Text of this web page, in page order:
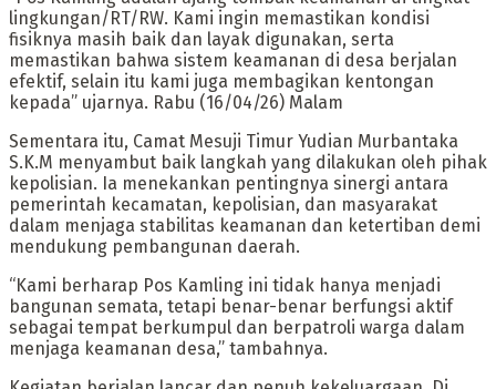
lingkungan/RT/RW. Kami ingin memastikan kondisi
fisiknya masih baik dan layak digunakan, serta
memastikan bahwa sistem keamanan di desa berjalan
efektif, selain itu kami juga membagikan kentongan
kepada” ujarnya. Rabu (16/04/26) Malam
Sementara itu, Camat Mesuji Timur Yudian Murbantaka
S.K.M menyambut baik langkah yang dilakukan oleh pihak
kepolisian. Ia menekankan pentingnya sinergi antara
pemerintah kecamatan, kepolisian, dan masyarakat
dalam menjaga stabilitas keamanan dan ketertiban demi
mendukung pembangunan daerah.
“Kami berharap Pos Kamling ini tidak hanya menjadi
bangunan semata, tetapi benar-benar berfungsi aktif
sebagai tempat berkumpul dan berpatroli warga dalam
menjaga keamanan desa,” tambahnya.